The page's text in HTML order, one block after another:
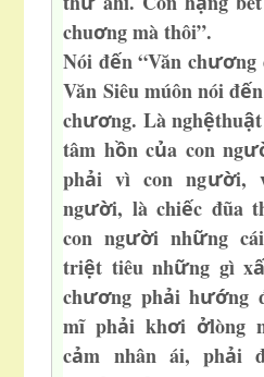
chuơng mà thôi”.
Nói đến “Văn chương
Văn Siêu múôn nói đế
chương. Là nghệthuật
tâm hồn của con ng
phải vì con người,
người, là chiếc đũa
con người những
triệt tiêu những gì xấ
chương phải hướng
mĩ phải khơiởlòng
cảm nhân ái, phải